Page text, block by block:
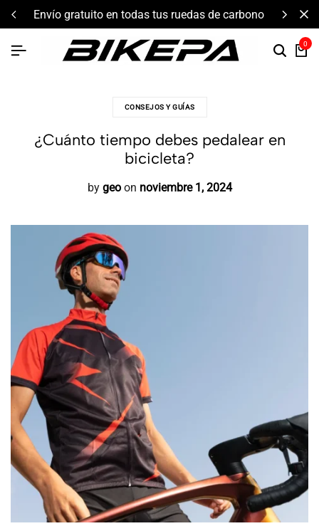
envío gratuito en todas tus ruedas de carbono
0
CONSEJOS Y GUÍAS
¿Cuánto tiempo debes pedalear en
bicicleta?
by geo on noviembre 1, 2024